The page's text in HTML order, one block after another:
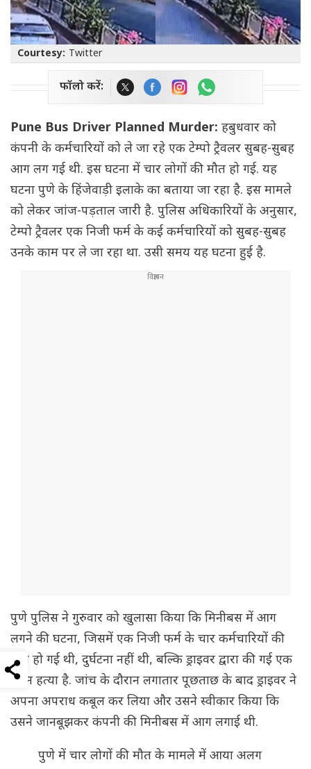
Courtesy: Twitter
फॉलो करें:
Pune Bus Driver Planned Murder: हबुधवार को
कंपनी के कर्मचारियों को ले जा रहे एक टेम्पो ट्रैवलर सुबह-सुबह
आग लग गई थी. इस घटना में चार लोगों की मौत हो गई. यह
घटना पुणे के हिंजेवाड़ी इलाके का बताया जा रहा है. इस मामले
को लेकर जांज-पड़ताल जारी है. पुलिस अधिकारियों के अनुसार,
टेम्पो ट्रैवलर एक निजी फर्म के कई कर्मचारियों को सुबह-सुबह
उनके काम पर ले जा रहा था. उसी समय यह घटना हुई है.
पुणे पुलिस ने गुरुवार को खुलासा किया कि मिनीबस में आग
लगने की घटना, जिसमें एक निजी फर्म के चार कर्मचारियों की
मौत हो गई थी, दुर्घटना नहीं थी, बल्कि ड्राइवर द्वारा की गई एक
प्लान हत्या है. जांच के दौरान लगातार पूछताछ के बाद ड्राइवर ने
अपना अपराध कबूल कर लिया और उसने स्वीकार किया कि
उसने जानबूझकर कंपनी की मिनीबस में आग लगाई थी.
पुणे में चार लोगों की मौत के मामले में आया अलग